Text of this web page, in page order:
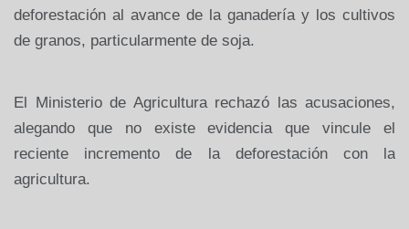
deforestación al avance de la ganadería y los cultivos
de granos, particularmente de soja.
El Ministerio de Agricultura rechazó las acusaciones,
alegando que no existe evidencia que vincule el
reciente incremento de la deforestación con la
agricultura.